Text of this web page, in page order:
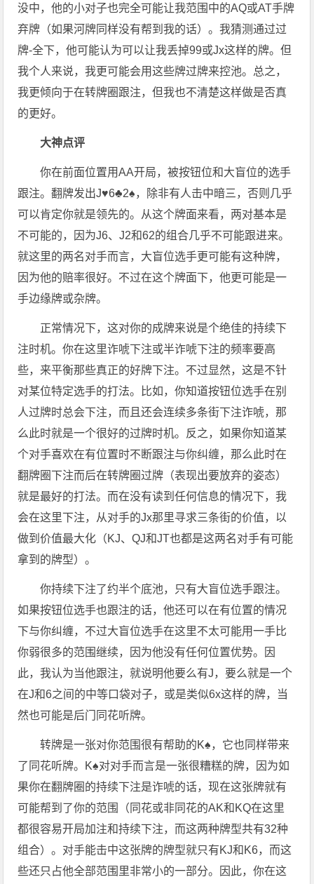
没中，他的小对子也完全可能让我范围中的AQ或AT手牌
弃牌（如果河牌同样没有帮到我的话）。我猜测通过过
牌-全下，他可能认为可以让我丢掉99或Jx这样的牌。但
我个人来说，我更可能会用这些牌过牌来控池。总之，
我更倾向于在转牌圈跟注，但我也不清楚这样做是否真
的更好。
大神点评
你在前面位置用AA开局，被按钮位和大盲位的选手
跟注。翻牌发出J♥6♣2♠，除非有人击中暗三，否则几乎
可以肯定你就是领先的。从这个牌面来看，两对基本是
不可能的，因为J6、J2和62的组合几乎不可能跟进来。
就这里的两名对手而言，大盲位选手更可能有这种牌，
因为他的赔率很好。不过在这个牌面下，他更可能是一
手边缘牌或杂牌。
正常情况下，这对你的成牌来说是个绝佳的持续下
注时机。你在这里诈唬下注或半诈唬下注的频率要高
些，来平衡那些真正的好牌下注。不过显然，这是不针
对某位特定选手的打法。比如，你知道按钮位选手在别
人过牌时总会下注，而且还会连续多条街下注诈唬，那
么此时就是一个很好的过牌时机。反之，如果你知道某
个对手喜欢在有位置时不断跟注与你纠缠，那么此时在
翻牌圈下注而后在转牌圈过牌（表现出要放弃的姿态）
就是最好的打法。而在没有读到任何信息的情况下，我
会在这里下注，从对手的Jx那里寻求三条街的价值，以
做到价值最大化（KJ、QJ和JT也都是这两名对手有可能
拿到的牌型）。
你持续下注了约半个底池，只有大盲位选手跟注。
如果按钮位选手也跟注的话，他还可以在有位置的情况
下与你纠缠，不过大盲位选手在这里不太可能用一手比
你弱很多的范围继续，因为他没有任何位置优势。因
此，我认为当他跟注，就说明他要么有J，要么就是一个
在J和6之间的中等口袋对子，或是类似6x这样的牌，当
然也可能是后门同花听牌。
转牌是一张对你范围很有帮助的K♠，它也同样带来
了同花听牌。K♠对对手而言是一张很糟糕的牌，因为如
果你在翻牌圈的持续下注是诈唬的话，现在这张牌就有
可能帮到了你的范围（同花或非同花的AK和KQ在这里
都很容易开局加注和持续下注，而这两种牌型共有32种
组合）。对手能击中这张牌的牌型就只有KJ和K6，而这
些还只占他全部范围里非常小的一部分。因此，你在这